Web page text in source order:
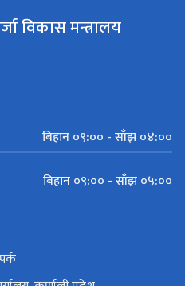
विकास मन्त्रालय
बिहान ०९:०० - साँझ ०४:००
बिहान ०९:०० - साँझ ०५:००